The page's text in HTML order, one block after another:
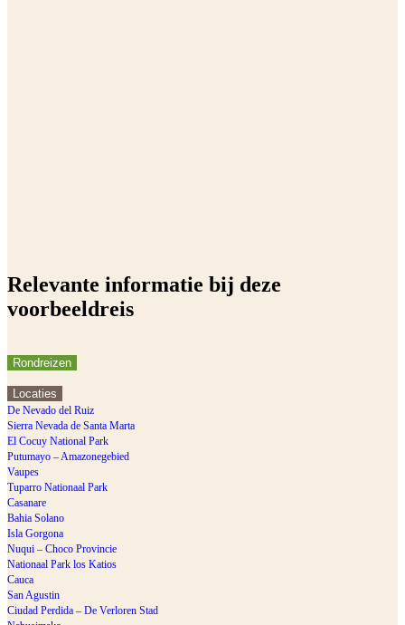
Relevante informatie bij deze
voorbeeldreis
Rondreizen
Locaties
De Nevado del Ruiz
Sierra Nevada de Santa Marta
El Cocuy National Park
Putumayo – Amazonegebied
Vaupes
Tuparro Nationaal Park
Casanare
Bahia Solano
Isla Gorgona
Nuqui – Choco Provincie
Nationaal Park los Katios
Cauca
San Agustin
Ciudad Perdida – De Verloren Stad